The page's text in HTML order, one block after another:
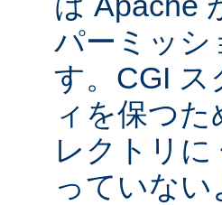
パーミッシ
す。CGI
ィを保つ
レクトリ
っていな